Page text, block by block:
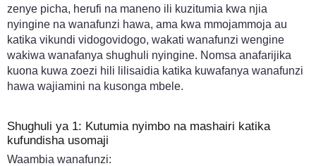
zenye picha, herufi na maneno ili kuzitumia kwa njia
nyingine na wanafunzi hawa, ama kwa mmojammoja au
katika vikundi vidogovidogo, wakati wanafunzi wengine
wakiwa wanafanya shughuli nyingine. Nomsa anafarijika
kuona kuwa zoezi hili lilisaidia katika kuwafanya wanafunzi
hawa wajiamini na kusonga mbele.
Shughuli ya 1: Kutumia nyimbo na mashairi katika
kufundisha usomaji
Waambia wanafunzi: